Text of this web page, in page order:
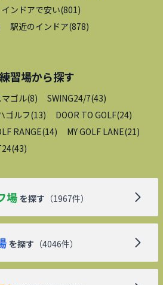
インドアで安い(801)
駅近のインドア(878)
習場から探す
マゴル(8) SWING24/7(43)
ゴルフ(13) DOOR TO GOLF(24)
RANGE(14) MY GOLF LANE(21)
(43)
場 を探す （1967件）
を探す （4046件）